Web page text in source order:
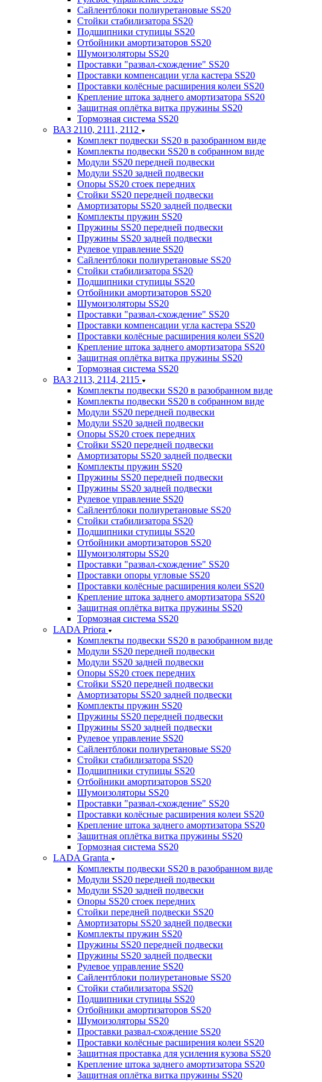
Сайлентблоки полиуретановые SS20
Стойки стабилизатора SS20
Подшипники ступицы SS20
Отбойники амортизаторов SS20
Шумоизоляторы SS20
Проставки "развал-схождение" SS20
Проставки компенсации угла кастера SS20
Проставки колёсные расширения колеи SS20
Крепление штока заднего амортизатора SS20
Защитная оплётка витка пружины SS20
Тормозная система SS20
ВАЗ 2110, 2111, 2112
Комплект подвески SS20 в разобранном виде
Комплекты подвески SS20 в собранном виде
Модули SS20 передней подвески
Модули SS20 задней подвески
Опоры SS20 стоек передних
Стойки SS20 передней подвески
Амортизаторы SS20 задней подвески
Комплекты пружин SS20
Пружины SS20 передней подвески
Пружины SS20 задней подвески
Рулевое управление SS20
Сайлентблоки полиуретановые SS20
Стойки стабилизатора SS20
Подшипники ступицы SS20
Отбойники амортизаторов SS20
Шумоизоляторы SS20
Проставки "развал-схождение" SS20
Проставки компенсации угла кастера SS20
Проставки колёсные расширения колеи SS20
Крепление штока заднего амортизатора SS20
Защитная оплётка витка пружины SS20
Тормозная система SS20
ВАЗ 2113, 2114, 2115
Комплекты подвески SS20 в разобранном виде
Комплекты подвески SS20 в собранном виде
Модули SS20 передней подвески
Модули SS20 задней подвески
Опоры SS20 стоек передних
Стойки SS20 передней подвески
Амортизаторы SS20 задней подвески
Комплекты пружин SS20
Пружины SS20 передней подвески
Пружины SS20 задней подвески
Рулевое управление SS20
Сайлентблоки полиуретановые SS20
Стойки стабилизатора SS20
Подшипники ступицы SS20
Отбойники амортизаторов SS20
Шумоизоляторы SS20
Проставки "развал-схождение" SS20
Проставки опоры угловые SS20
Проставки колёсные расширения колеи SS20
Крепление штока заднего амортизатора SS20
Защитная оплётка витка пружины SS20
Тормозная система SS20
LADA Priora
Комплекты подвески SS20 в разобранном виде
Модули SS20 передней подвески
Модули SS20 задней подвески
Опоры SS20 стоек передних
Стойки SS20 передней подвески
Амортизаторы SS20 задней подвески
Комплекты пружин SS20
Пружины SS20 передней подвески
Пружины SS20 задней подвески
Рулевое управление SS20
Сайлентблоки полиуретановые SS20
Стойки стабилизатора SS20
Подшипники ступицы SS20
Отбойники амортизаторов SS20
Шумоизоляторы SS20
Проставки "развал-схождение" SS20
Проставки колёсные расширения колеи SS20
Крепление штока заднего амортизатора SS20
Защитная оплётка витка пружины SS20
Тормозная система SS20
LADA Granta
Комплекты подвески SS20 в разобранном виде
Модули SS20 передней подвески
Модули SS20 задней подвески
Опоры SS20 стоек передних
Стойки передней подвески SS20
Амортизаторы SS20 задней подвески
Комплекты пружин SS20
Пружины SS20 передней подвески
Пружины SS20 задней подвески
Рулевое управление SS20
Сайлентблоки полиуретановые SS20
Стойки стабилизатора SS20
Подшипники ступицы SS20
Отбойники амортизаторов SS20
Шумоизоляторы SS20
Проставки развал-схождение SS20
Проставки колёсные расширения колеи SS20
Защитная проставка для усиления кузова SS20
Крепление штока заднего амортизатора SS20
Защитная оплётка витка пружины SS20